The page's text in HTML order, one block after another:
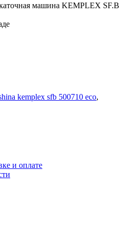
машина KEMPLEX SF.B
kemplex sfb 500710 eco,
и оплате